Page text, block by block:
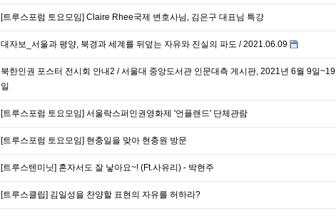
[트루스포럼 토요모임] Claire Rhee국제 변호사님, 김은구 대표님 특강
대자보_서울과 평양, 북경과 세계를 뒤덮는 자유와 진실의 파도 / 2021.06.09
북한인권 포스터 전시회 안내2 / 서울대 중앙도서관 인문대측 게시판, 2021년 6월 9일~19
일
[트루스포럼 토요모임] 서울락스퍼인권영화제 '언플랜드' 단체관람
[트루스포럼 토요모임] 현충일을 맞아 현충원 방문
[트루스텐미닛] 혼자서도 잘 낳아요~! (Ft.사유리) - 박현주
[트루스클립] 김일성을 찬양할 표현의 자유를 허하라?